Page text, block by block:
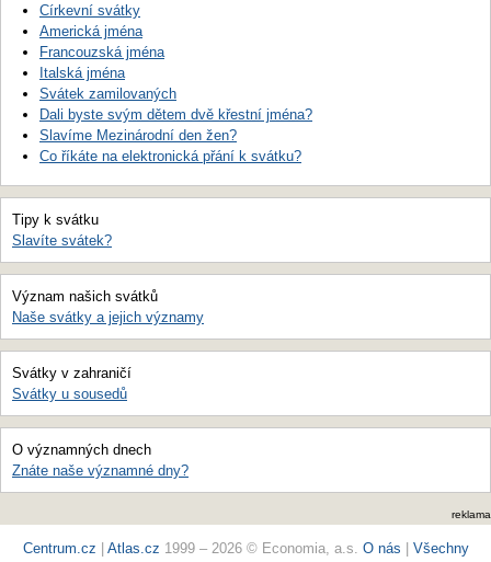
Církevní svátky
Americká jména
Francouzská jména
Italská jména
Svátek zamilovaných
Dali byste svým dětem dvě křestní jména?
Slavíme Mezinárodní den žen?
Co říkáte na elektronická přání k svátku?
Tipy k svátku
Slavíte svátek?
Význam našich svátků
Naše svátky a jejich významy
Svátky v zahraničí
Svátky u sousedů
O významných dnech
Znáte naše významné dny?
reklama
Centrum.cz | Atlas.cz 1999 – 2026 © Economia, a.s. O nás | Všechny